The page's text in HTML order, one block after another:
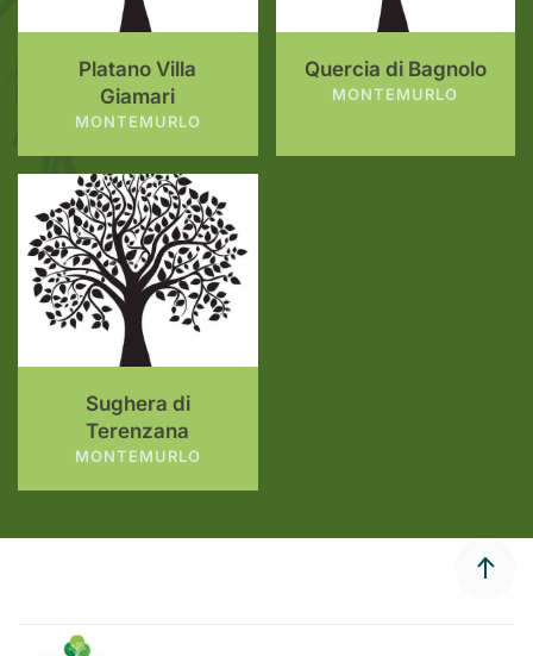
Platano Villa
Giamari
MONTEMURLO
Quercia di Bagnolo
MONTEMURLO
Sughera di
Terenzana
MONTEMURLO